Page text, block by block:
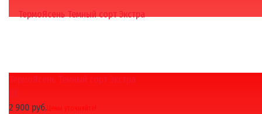
избранное сравнить
ТермоЯсень Темный сорт Экстра
(0)
2 900 руб.Цены уточняйте!